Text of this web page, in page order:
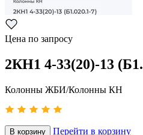
Цена по запросу
2КН1 4-33(20)-13
Колонны ЖБИ/Колонны КН
В корзину Перейти в корзину